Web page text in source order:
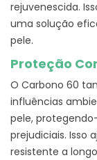
rejuvenescida.
uma solução
pele.
Proteção
O Carbono 60
influências
pele,
prejudiciais. Isso
resistente a